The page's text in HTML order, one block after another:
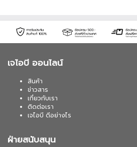
เจไอบี ออนไลน์
สินค้า
ข่าวสาร
เกี่ยวกับเรา
ติดต่อเรา
เจไอบี ดีอย่างไร
ฝ่ายสนับสนุน